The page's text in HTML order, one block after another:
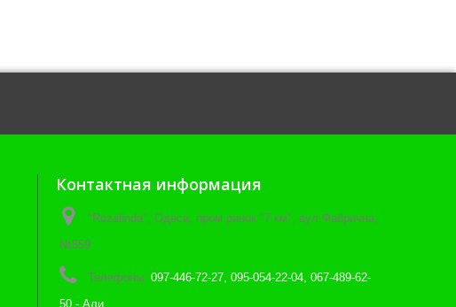
Контактная информация
"Rozalinda", Одеса, пром ринок "7 км", вул.Фабрична,
№559
Телефоны: 097-446-72-27, 095-054-22-04, 067-489-62-
50 - Али